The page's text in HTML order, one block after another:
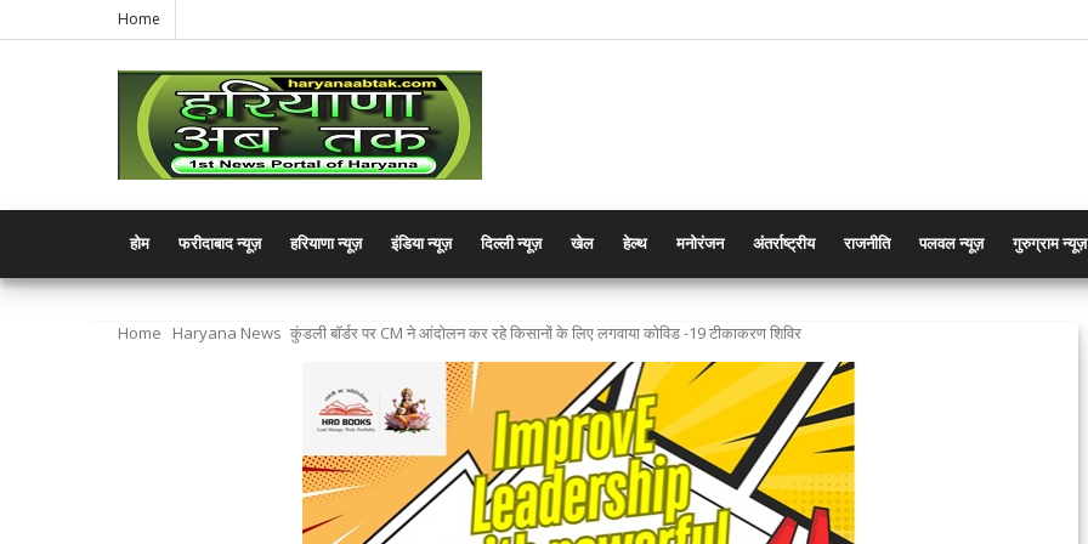
Home
होम फरीदाबाद न्यूज़ हरियाणा न्यूज़ इंडिया न्यूज़ दिल्ली न्यूज़ खेल हेल्थ मनोरंजन अंतर्राष्ट्रीय राजनीति पलवल न्यूज़ गुरुग्राम न्यूज़
Home Haryana News कुंडली बॉर्डर पर CM ने आंदोलन कर रहे किसानों के लिए लगवाया कोविड -19 टीकाकरण शिविर